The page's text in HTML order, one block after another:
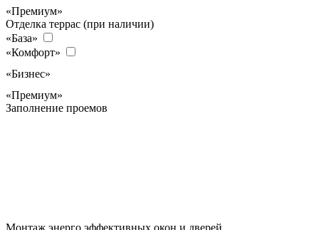
«Премиум»
Отделка террас (при наличии)
«База»
«Комфорт»
«Бизнес»
«Премиум»
Заполнение проемов